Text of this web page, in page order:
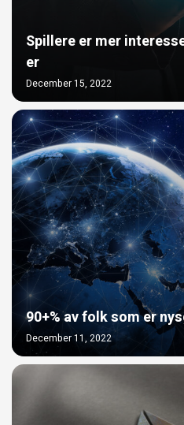
Spillere er mer
er
December 15, 2022
90+% av folk som er
December 11, 2022